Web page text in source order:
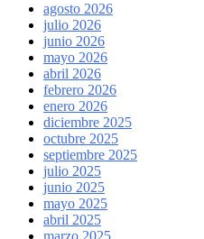
agosto 2026
julio 2026
junio 2026
mayo 2026
abril 2026
febrero 2026
enero 2026
diciembre 2025
octubre 2025
septiembre 2025
julio 2025
junio 2025
mayo 2025
abril 2025